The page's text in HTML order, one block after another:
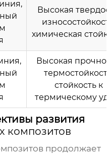
Высокая
химическая
Высокая
стойкость к
термическому
развития
композитов
продолжает